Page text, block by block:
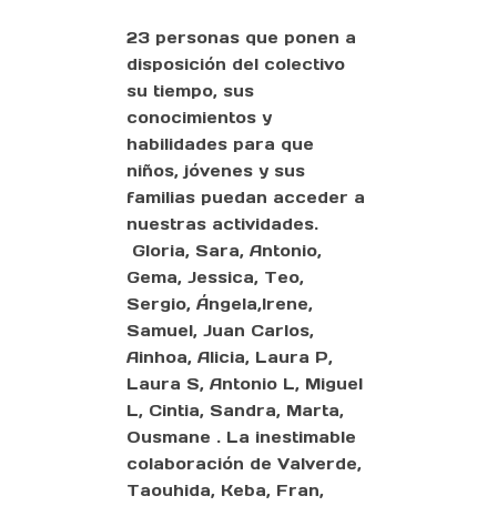
23 personas que ponen a
disposición del colectivo
su tiempo, sus
conocimientos y
habilidades para que
niños, jóvenes y sus
familias puedan acceder a
nuestras actividades.
Gloria, Sara, Antonio,
Gema, Jessica, Teo,
Sergio, Ángela,Irene,
Samuel, Juan Carlos,
Ainhoa, Alicia, Laura P,
Laura S, Antonio L, Miguel
L, Cintia, Sandra, Marta,
Ousmane . La inestimable
colaboración de Valverde,
Taouhida, Keba, Fran,